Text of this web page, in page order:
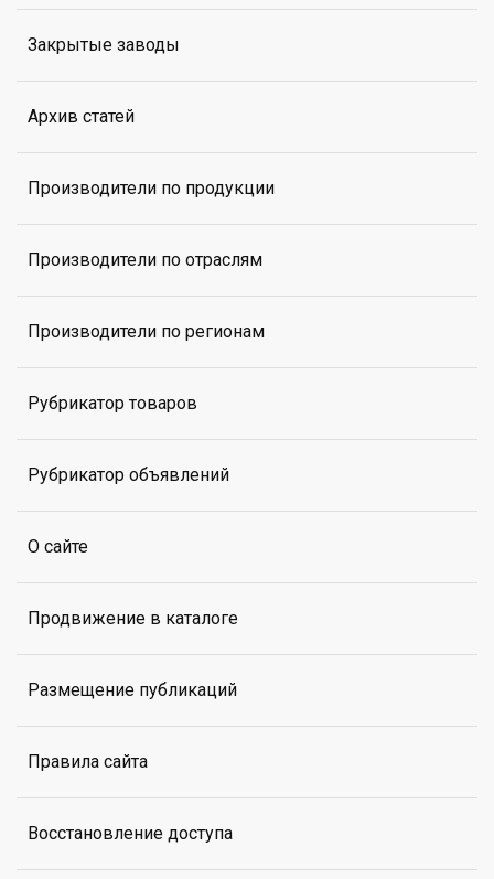
Закрытые заводы
Архив статей
Производители по продукции
Производители по отраслям
Производители по регионам
Рубрикатор товаров
Рубрикатор объявлений
О сайте
Продвижение в каталоге
Размещение публикаций
Правила сайта
Восстановление доступа